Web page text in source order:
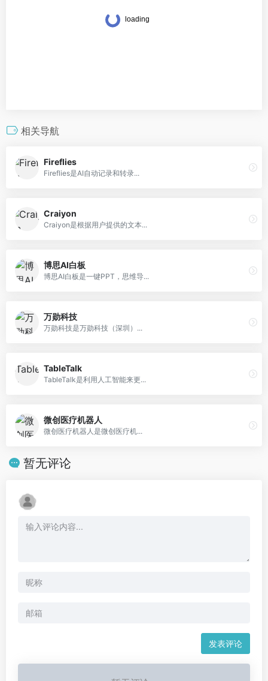
相关导航
Fireflies
Fireflies是AI自动记录和转录...
Craiyon
Craiyon是根据用户提供的文本...
博思AI白板
博思AI白板是一键PPT，思维导...
万勋科技
万勋科技是万勋科技（深圳）...
TableTalk
TableTalk是利用人工智能来更...
微创医疗机器人
微创医疗机器人是微创医疗机...
暂无评论
发表评论